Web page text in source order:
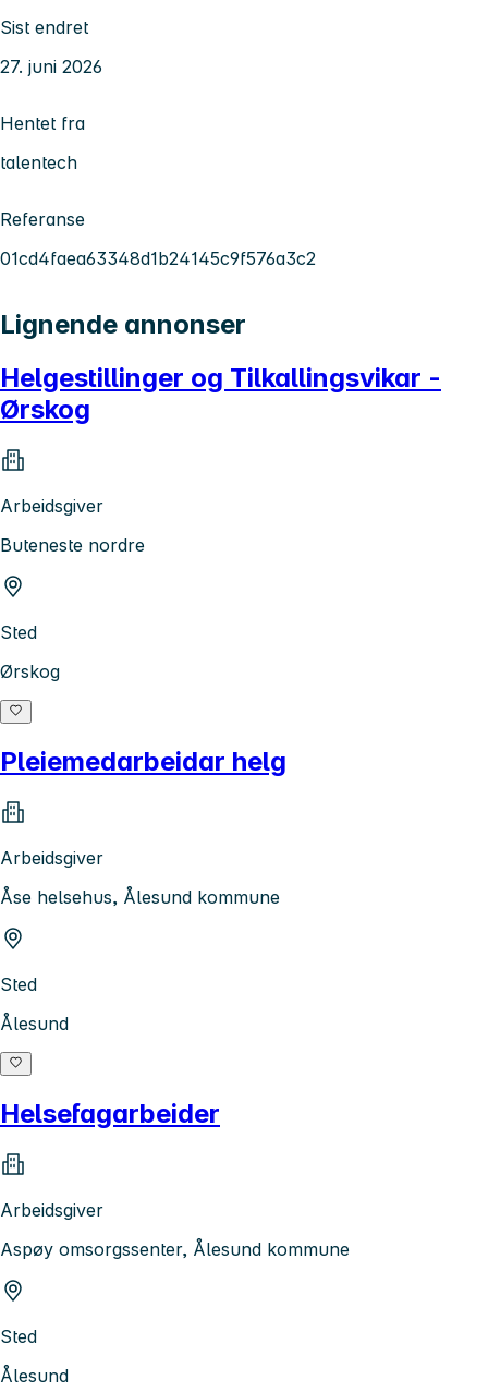
Sist endret
27. juni 2026
Hentet fra
talentech
Referanse
01cd4faea63348d1b24145c9f576a3c2
Lignende annonser
Helgestillinger og Tilkallingsvikar -
Ørskog
Arbeidsgiver
Buteneste nordre
Sted
Ørskog
Pleiemedarbeidar helg
Arbeidsgiver
Åse helsehus, Ålesund kommune
Sted
Ålesund
Helsefagarbeider
Arbeidsgiver
Aspøy omsorgssenter, Ålesund kommune
Sted
Ålesund